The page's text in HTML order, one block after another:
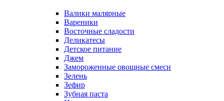
Валики малярные
Вареники
Восточные сладости
Деликатесы
Детское питание
Джем
Замороженные овощные смеси
Зелень
Зефир
Зубная паста